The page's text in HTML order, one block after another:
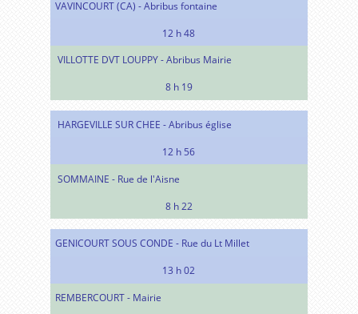
VAVINCOURT (CA) - Abribus fontaine
12 h 48
VILLOTTE DVT LOUPPY - Abribus Mairie
8 h 19
HARGEVILLE SUR CHEE - Abribus église
12 h 56
SOMMAINE - Rue de l'Aisne
8 h 22
GENICOURT SOUS CONDE - Rue du Lt Millet
13 h 02
REMBERCOURT - Mairie